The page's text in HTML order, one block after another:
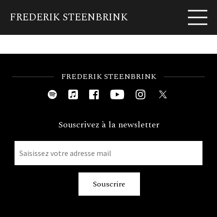
FREDERIK STEENBRINK
Biographie News Programmes EN FR
FREDERIK STEENBRINK
Souscrivez à la newsletter